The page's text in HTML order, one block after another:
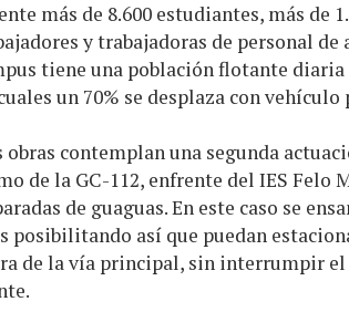
más de 8.600 estudiantes, más de
y trabajadoras de personal
tiene una población flotante diaria
un 70% se desplaza con vehículo
contemplan una segunda
de la GC-112, enfrente del IES Felo
de guaguas. En este caso se
posibilitando así que puedan
de la vía principal, sin interrumpir